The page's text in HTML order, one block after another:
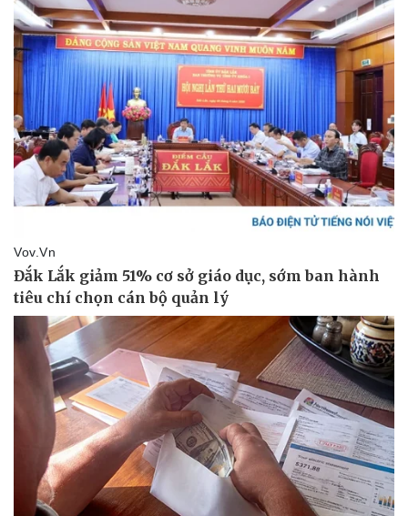
Pháp luật
Vụ án
Tin nóng
Tư vấn luật
Quân sự - Quốc phòng
Vũ khí
Việt Nam
Phân tích